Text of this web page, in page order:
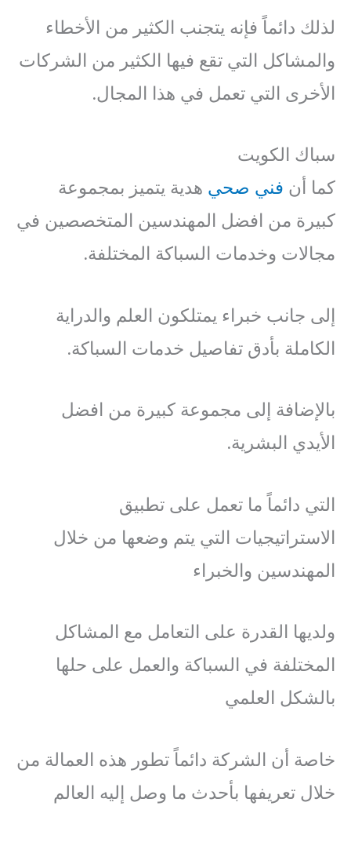
لذلك دائماً فإنه يتجنب الكثير من الأخطاء
والمشاكل التي تقع فيها الكثير من الشركات
الأخرى التي تعمل في هذا المجال.
سباك الكويت
كما أن فني صحي هدية يتميز بمجموعة
كبيرة من افضل المهندسين المتخصصين في
مجالات وخدمات السباكة المختلفة.
إلى جانب خبراء يمتلكون العلم والدراية
الكاملة بأدق تفاصيل خدمات السباكة.
بالإضافة إلى مجموعة كبيرة من افضل
الأيدي البشرية.
التي دائماً ما تعمل على تطبيق
الاستراتيجيات التي يتم وضعها من خلال
المهندسين والخبراء
ولديها القدرة على التعامل مع المشاكل
المختلفة في السباكة والعمل على حلها
بالشكل العلمي
خاصة أن الشركة دائماً تطور هذه العمالة من
خلال تعريفها بأحدث ما وصل إليه العالم